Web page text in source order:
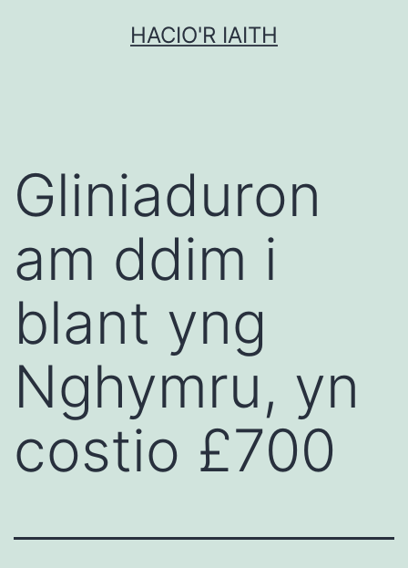
HACIO'R IAITH
Gliniaduron
am ddim i
blant yng
Nghymru, yn
costio £700